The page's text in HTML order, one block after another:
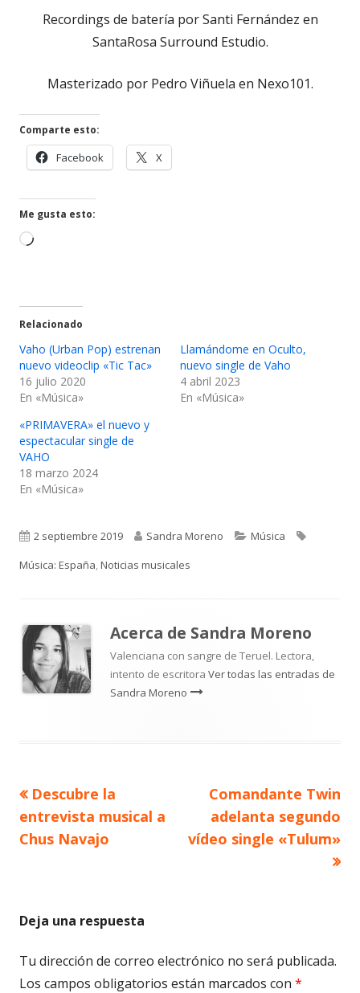
Recordings de batería por Santi Fernández en
SantaRosa Surround Estudio.
Masterizado por Pedro Viñuela en Nexo101.
Comparte esto:
Facebook
en
X
en
Me gusta esto:
Cargando...
Relacionado
Vaho (Urban Pop) estrenan
nuevo videoclip «Tic Tac»
16 julio 2020
En «Música»
Llamándome en Oculto,
nuevo single de Vaho
4 abril 2023
En «Música»
«PRIMAVERA» el nuevo y
espectacular single de
VAHO
18 marzo 2024
En «Música»
Publicado
el
2 septiembre 2019 Autor
Sandra Moreno Categorías
Música
Música: España,Noticias musicales
Acerca de Sandra Moreno
Valenciana con sangre de Teruel. Lectora,
intento de escritora Ver todas las entradas de
Sandra Moreno
Navegación
de
Artículo
anterior
Descubre la
entrevista musical a
Chus Navajo
Artículo
siguiente
Comandante Twin
adelanta segundo
vídeo single «Tulum»
Deja una respuesta
Tu dirección de correo electrónico no será publicada.
Los campos obligatorios están marcados con *